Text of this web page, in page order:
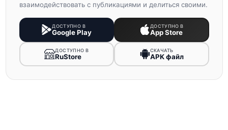
взаимодействовать с публикациями и делиться своими.
ДОСТУПНО В
Google Play
ДОСТУПНО В
App Store
ДОСТУПНО В
RuStore
СКАЧАТЬ
APK файл